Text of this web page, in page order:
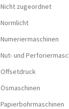
Nicht zugeordnet
Normlicht
Numeriermaschinen
Nut- und
Offsetdruck
Ösmaschinen
Papierbohrmaschinen